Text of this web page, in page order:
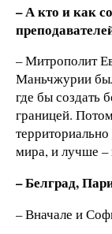
– А кто и как
– Митрополит
Маньчжурии
где бы создать
границей.
мира, и лучше –
– Белград,
– Вначале и